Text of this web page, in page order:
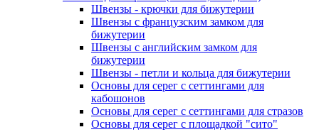
Швензы - крючки для бижутерии
Швензы с французским замком для
бижутерии
Швензы с английским замком для
бижутерии
Швензы - петли и кольца для бижутерии
Основы для серег с сеттингами для
кабошонов
Основы для серег с сеттингами для стразов
Основы для серег с площадкой "сито"